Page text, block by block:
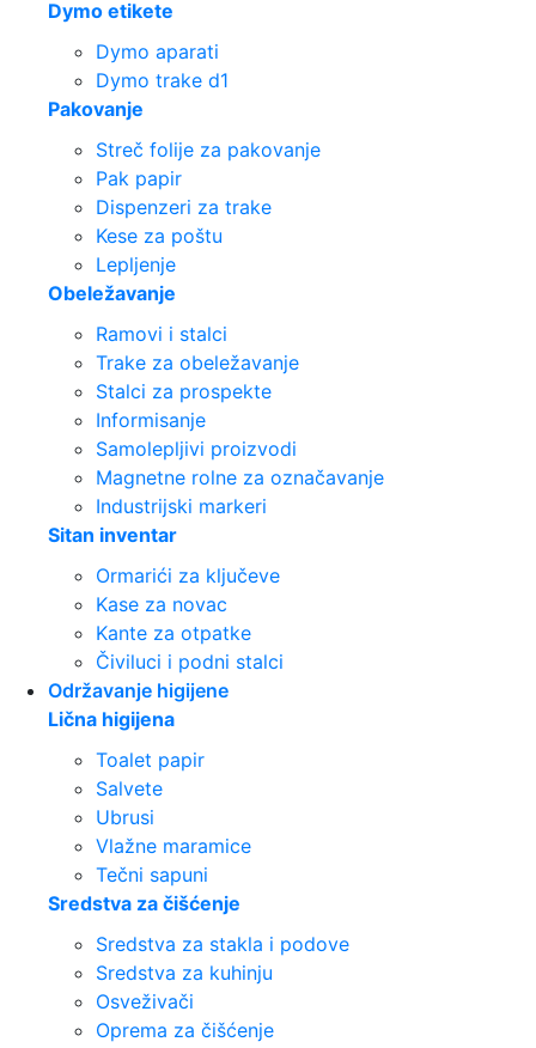
Dymo etikete
Dymo aparati
Dymo trake d1
Pakovanje
Streč folije za pakovanje
Pak papir
Dispenzeri za trake
Kese za poštu
Lepljenje
Obeležavanje
Ramovi i stalci
Trake za obeležavanje
Stalci za prospekte
Informisanje
Samolepljivi proizvodi
Magnetne rolne za označavanje
Industrijski markeri
Sitan inventar
Ormarići za ključeve
Kase za novac
Kante za otpatke
Čiviluci i podni stalci
Održavanje higijene
Lična higijena
Toalet papir
Salvete
Ubrusi
Vlažne maramice
Tečni sapuni
Sredstva za čišćenje
Sredstva za stakla i podove
Sredstva za kuhinju
Osveživači
Oprema za čišćenje